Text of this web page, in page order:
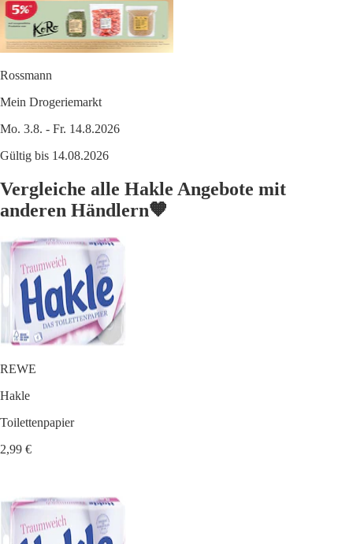
Rossmann
Mein Drogeriemarkt
Mo. 3.8. - Fr. 14.8.2026
Gültig bis 14.08.2026
Vergleiche alle Hakle Angebote mit
anderen Händlern🧡
REWE
Hakle
Toilettenpapier
2,99 €